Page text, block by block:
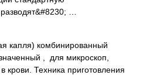
…
капля) комбинированный
, для микроскоп,
крови. Техника приготовления